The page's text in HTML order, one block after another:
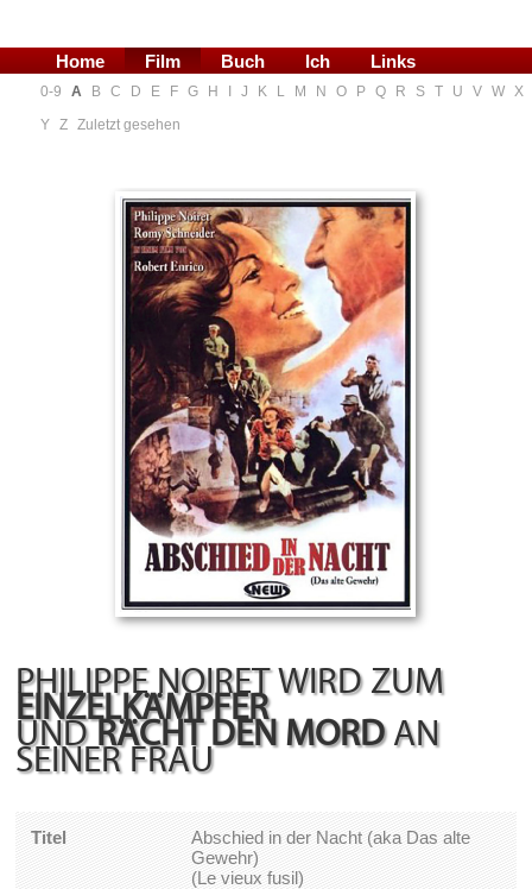
Home Film Buch Ich Links
0-9 A B C D E F G H J K L M N O P Q R S T U V W X
Y Z Zuletzt gesehen
PHILIPPE NOIRET WIRD ZUM
EINZELKÄMPFER
UND RÄCHT DEN MORDAN
SEINER FRAU
Titel
Abschied in der Nacht (aka Das alte
Gewehr)
(Le vieux fusil)